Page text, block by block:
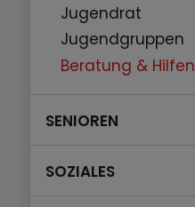
Jugendrat
Jugendgruppen
Beratung & Hilfen
SENIOREN
SOZIALES